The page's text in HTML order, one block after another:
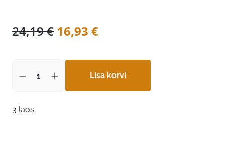
24,19€ Algne
oli:
24,19 €.
16,93 €Praegune
on:
16,93 €.
Lisa korvi
3 laos